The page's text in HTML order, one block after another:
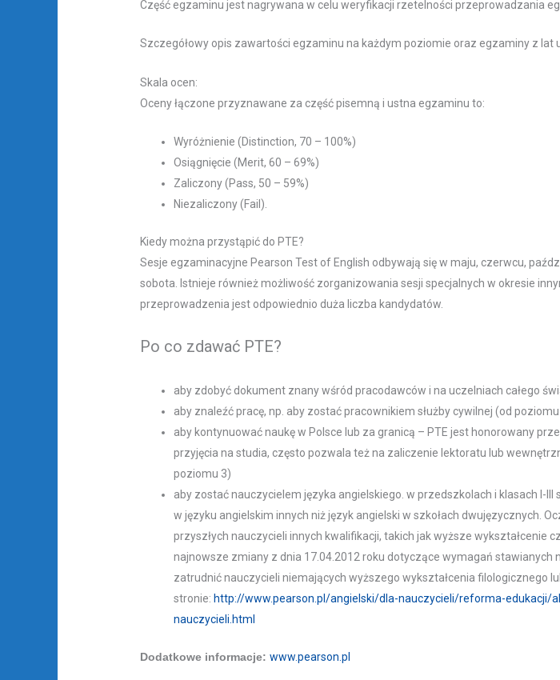
Część egzaminu jest nagrywana w celu weryfikacji rzetelności przeprowadzania
Szczegółowy opis zawartości egzaminu na każdym poziomie oraz egzaminy z lat
Skala ocen:
Oceny łączone przyznawane za część pisemną i ustna egzaminu to:
Wyróżnienie (Distinction, 70 – 100%)
Osiągnięcie (Merit, 60 – 69%)
Zaliczony (Pass, 50 – 59%)
Niezaliczony (Fail).
Kiedy można przystąpić do PTE?
Sesje egzaminacyjne Pearson Test of English odbywają się w maju, czerwcu,
sobota. Istnieje również możliwość zorganizowania sesji specjalnych w okresie
przeprowadzenia jest odpowiednio duża liczba kandydatów.
Po co zdawać PTE?
aby zdobyć dokument znany wśród pracodawców i na uczelniach całego
aby znaleźć pracę, np. aby zostać pracownikiem służby cywilnej (od
aby kontynuować naukę w Polsce lub za granicą – PTE jest honorowany
przyjęcia na studia, często pozwala też na zaliczenie lektoratu lub
poziomu 3)
aby zostać nauczycielem języka angielskiego. w przedszkolach i klasach I-
w języku angielskim innych niż język angielski w szkołach dwujęzycznych.
przyszłych nauczycieli innych kwalifikacji, takich jak wyższe
najnowsze zmiany z dnia 17.04.2012 roku dotyczące wymagań stawianych
zatrudnić nauczycieli niemających wyższego wykształcenia filologicznego
stronie: http://www.pearson.pl/angielski/dla-nauczycieli/reforma-
nauczycieli.html
Dodatkowe informacje:www.pearson.pl